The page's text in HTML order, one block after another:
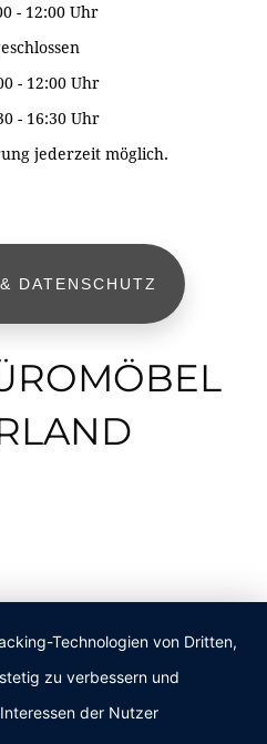
- 12:00 Uhr
- 12:00 Uhr
16:30 Uhr
jederzeit möglich.
DATENSCHUTZ
Technologien von Dritten,
zu verbessern und
der Nutzer